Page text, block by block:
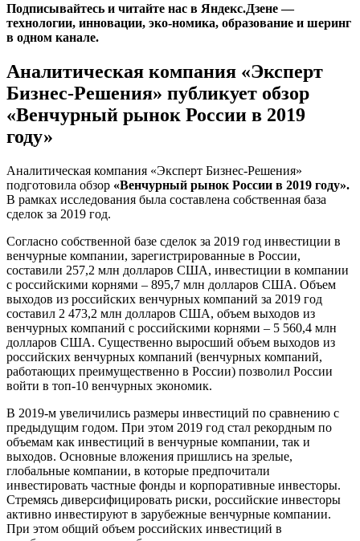
Подписывайтесь и читайте нас в Яндекс.Дзене —
технологии, инновации, эко-номика, образование и шеринг
в одном канале.
Аналитическая компания «Эксперт
Бизнес-Решения» публикует обзор
«Венчурный рынок России в 2019
году»
Аналитическая компания «Эксперт Бизнес-Решения»
подготовила обзор «Венчурный рынок России в 2019 году».
В рамках исследования была составлена собственная база
сделок за 2019 год.
Согласно собственной базе сделок за 2019 год инвестиции в
венчурные компании, зарегистрированные в России,
составили 257,2 млн долларов США, инвестиции в компании
с российскими корнями – 895,7 млн долларов США. Объем
выходов из российских венчурных компаний за 2019 год
составил 2 473,2 млн долларов США, объем выходов из
венчурных компаний с российскими корнями – 5 560,4 млн
долларов США. Существенно выросший объем выходов из
российских венчурных компаний (венчурных компаний,
работающих преимущественно в России) позволил России
войти в топ-10 венчурных экономик.
В 2019-м увеличились размеры инвестиций по сравнению с
предыдущим годом. При этом 2019 год стал рекордным по
объемам как инвестиций в венчурные компании, так и
выходов. Основные вложения пришлись на зрелые,
глобальные компании, в которые предпочитали
инвестировать частные фонды и корпоративные инвесторы.
Стремясь диверсифицировать риски, российские инвесторы
активно инвестируют в зарубежные венчурные компании.
При этом общий объем российских инвестиций в